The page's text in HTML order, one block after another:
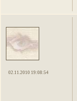
02.11.2010 19:08:54